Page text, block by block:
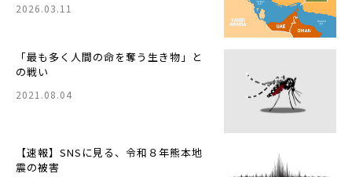
2026.03.11
「最も多く人間の命を奪う生き物」と
の戦い
2021.08.04
【速報】SNSに見る、令和８年熊本地
震の被害